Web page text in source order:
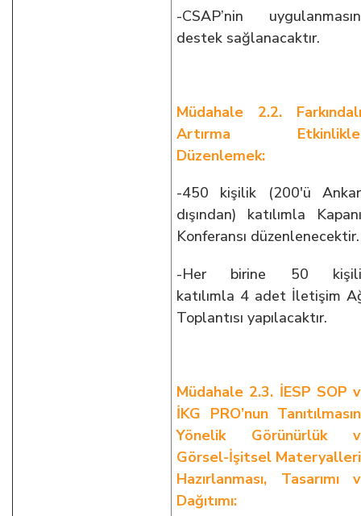
-CSAP’nin
destek sağlanacaktır.
Müdahale 2.2.
Artırma
Düzenlemek:
-450 kişilik (200'ü
dışından) katılımla
Konferansı düzenlenecektir.
-Her birine 50
katılımla 4 adet İletişim
Toplantısı yapılacaktır.
Müdahale 2.3. İESP SOP
İKG PRO’nun
Yönelik Görünürlük
Görsel-İşitsel
Hazırlanması, Tasarımı
Dağıtımı: